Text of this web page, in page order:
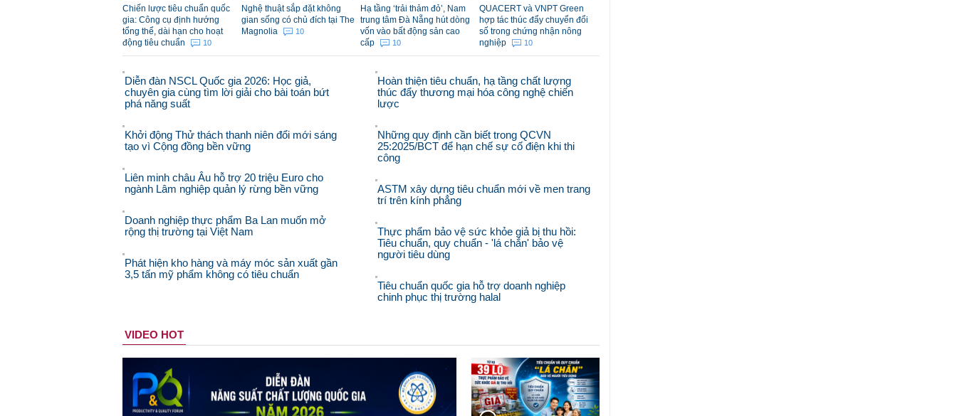
Chiến lược tiêu chuẩn quốc
gia: Công cụ định hướng
tổng thể, dài hạn cho hoạt
động tiêu chuẩn
10
Nghệ thuật sắp đặt không
gian sống có chủ đích tại The
Magnolia
10
Hạ tầng ‘trải thảm đỏ’, Nam
trung tâm Đà Nẵng hút dòng
vốn vào bất động sản cao
cấp
10
QUACERT và VNPT Green
hợp tác thúc đẩy chuyển đổi
số trong chứng nhận nông
nghiệp
10
Diễn đàn NSCL Quốc gia 2026: Học giả,
chuyên gia cùng tìm lời giải cho bài toán bứt
phá năng suất
Khởi động Thử thách thanh niên đổi mới sáng
tạo vì Cộng đồng bền vững
Liên minh châu Âu hỗ trợ 20 triệu Euro cho
ngành Lâm nghiệp quản lý rừng bền vững
Doanh nghiệp thực phẩm Ba Lan muốn mở
rộng thị trường tại Việt Nam
Phát hiện kho hàng và máy móc sản xuất gần
3,5 tấn mỹ phẩm không có tiêu chuẩn
Hoàn thiện tiêu chuẩn, hạ tầng chất lượng
thúc đẩy thương mại hóa công nghệ chiến
lược
Những quy định cần biết trong QCVN
25:2025/BCT để hạn chế sự cố điện khi thi
công
ASTM xây dựng tiêu chuẩn mới về men trang
trí trên kính phẳng
Thực phẩm bảo vệ sức khỏe giả bị thu hồi:
Tiêu chuẩn, quy chuẩn - 'lá chắn' bảo vệ
người tiêu dùng
Tiêu chuẩn quốc gia hỗ trợ doanh nghiệp
chinh phục thị trường halal
VIDEO HOT